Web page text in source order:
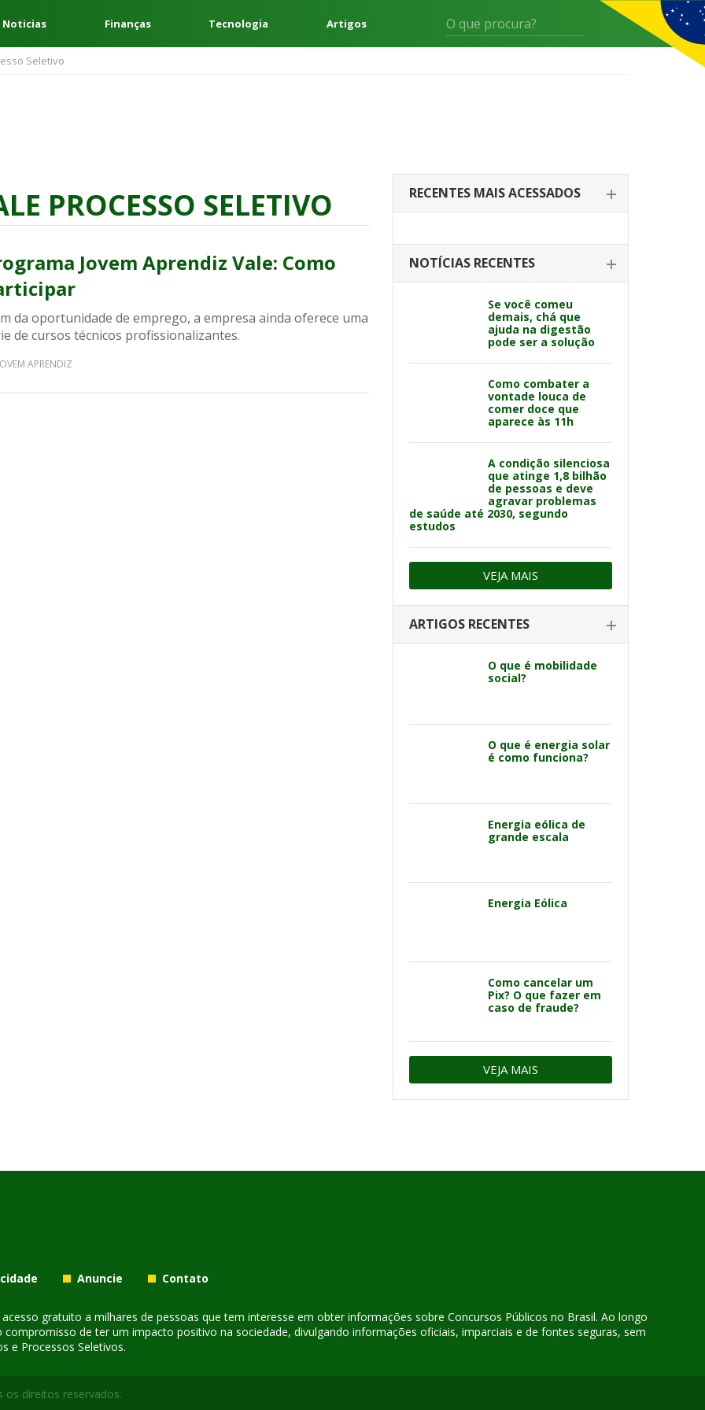
Finanças Tecnologia Artigos
Seletivo
PROCESSO SELETIVO
Jovem Aprendiz Vale: Como
da oportunidade de emprego, a empresa ainda oferece uma
de cursos técnicos profissionalizantes.
APRENDIZ
RECENTES MAIS ACESSADOS
NOTÍCIAS RECENTES
Se você comeu
demais, chá que
ajuda na digestão
pode ser a solução
Como combater a
vontade louca de
comer doce que
aparece às 11h
A condição silenciosa
que atinge 1,8 bilhão
de pessoas e deve
agravar problemas
de saúde até 2030, segundo
estudos
VEJA MAIS
ARTIGOS RECENTES
O que é mobilidade
social?
O que é energia solar
é como funciona?
Energia eólica de
grande escala
Energia Eólica
Como cancelar um
Pix? O que fazer em
caso de fraude?
VEJA MAIS
Anuncie Contato
gratuito a milhares de pessoas que tem interesse em obter informações sobre Concursos Públicos no Brasil. Ao longo
de ter um impacto positivo na sociedade, divulgando informações oficiais, imparciais e de fontes seguras, sem
e Processos Seletivos.
os direitos reservados.